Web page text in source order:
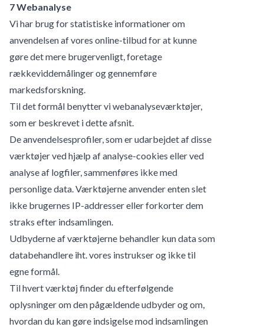
7 Webanalyse
Vi har brug for statistiske informationer om
anvendelsen af vores online-tilbud for at kunne
gøre det mere brugervenligt, foretage
rækkeviddemålinger og gennemføre
markedsforskning.
Til det formål benytter vi webanalyseværktøjer,
som er beskrevet i dette afsnit.
De anvendelsesprofiler, som er udarbejdet af disse
værktøjer ved hjælp af analyse-cookies eller ved
analyse af logfiler, sammenføres ikke med
personlige data. Værktøjerne anvender enten slet
ikke brugernes IP-addresser eller forkorter dem
straks efter indsamlingen.
Udbyderne af værktøjerne behandler kun data som
databehandlere iht. vores instrukser og ikke til
egne formål.
Til hvert værktøj finder du efterfølgende
oplysninger om den pågældende udbyder og om,
hvordan du kan gøre indsigelse mod indsamlingen